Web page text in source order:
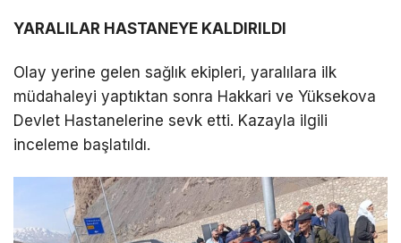
LinkedIn
YARALILAR HASTANEYE KALDIRILDI
Olay yerine gelen sağlık ekipleri, yaralılara ilk
müdahaleyi yaptıktan sonra Hakkari ve Yüksekova
Devlet Hastanelerine sevk etti. Kazayla ilgili
inceleme başlatıldı.